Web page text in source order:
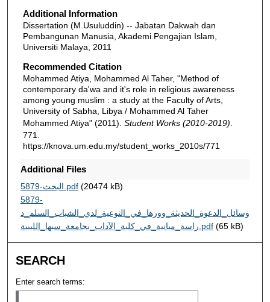
Additional Information
Dissertation (M.Usuluddin) -- Jabatan Dakwah dan
Pembangunan Manusia, Akademi Pengajian Islam,
Universiti Malaya, 2011
Recommended Citation
Mohammed Atiya, Mohammed Al Taher, "Method of
contemporary da'wa and it's role in religious awareness
among young muslim : a study at the Faculty of Arts,
University of Sabha, Libya / Mohammed Al Taher
Mohammed Atiya" (2011). Student Works (2010-2019)
771.
https://knova.um.edu.my/student_works_2010s/771
Additional Files
5879-البحث.pdf(20474 kB)
5879-
وسائل_الدعوة_الحديثة_وورها_في_التوعية_لدي_الشباب_السلم_د
راسة_ميانية_في_كلية_الآداب_بجامعة_سبها_الليبية.pdf(65 kB)
SEARCH
Enter search terms: